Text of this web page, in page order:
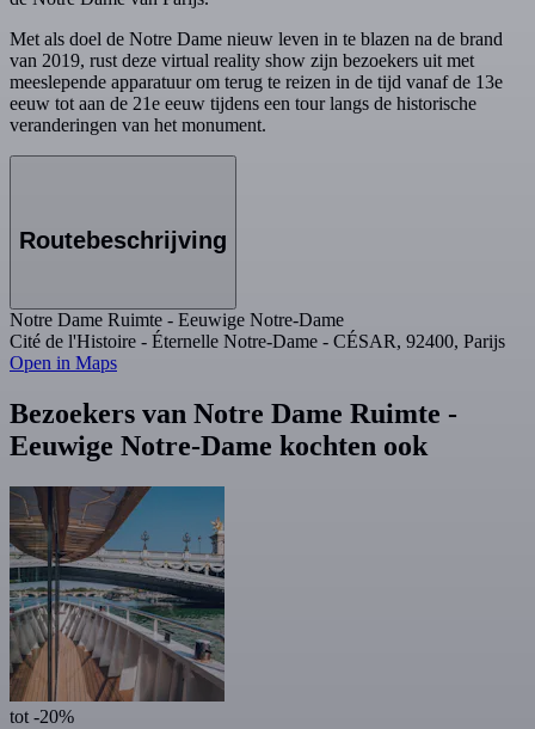
Met als doel de Notre Dame nieuw leven in te blazen na de brand
van 2019, rust deze virtual reality show zijn bezoekers uit met
meeslepende apparatuur om terug te reizen in de tijd vanaf de 13e
eeuw tot aan de 21e eeuw tijdens een tour langs de historische
veranderingen van het monument.
Routebeschrijving
Notre Dame Ruimte - Eeuwige Notre-Dame
Cité de l'Histoire - Éternelle Notre-Dame - CÉSAR, 92400, Parijs
Open in Maps
Bezoekers van Notre Dame Ruimte -
Eeuwige Notre-Dame kochten ook
tot -20%